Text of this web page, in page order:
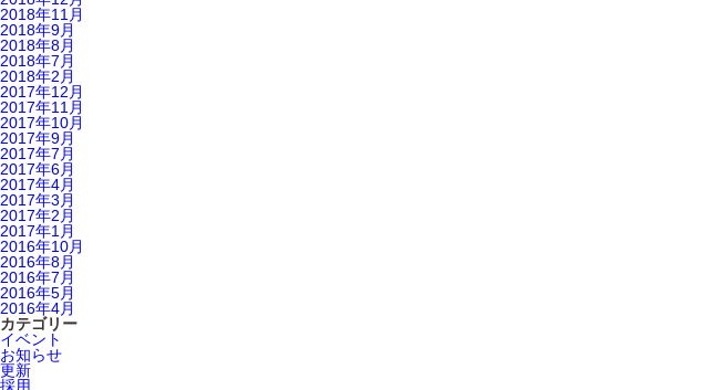
2018年11月
2018年9月
2018年8月
2018年7月
2018年2月
2017年12月
2017年11月
2017年10月
2017年9月
2017年7月
2017年6月
2017年4月
2017年3月
2017年2月
2017年1月
2016年10月
2016年8月
2016年7月
2016年5月
2016年4月
カテゴリー
イベント
お知らせ
更新
採用